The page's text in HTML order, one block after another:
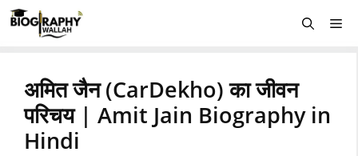
Skip
to
अमित जैन (CarDekho) का जीवन
परिचय | Amit Jain Biography in
Hindi